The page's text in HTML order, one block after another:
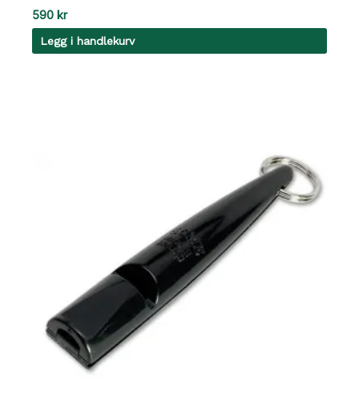
590 kr
Legg i handlekurv